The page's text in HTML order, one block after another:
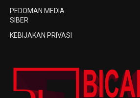
PEDOMAN MEDIA
SIBER
KEBIJAKAN PRIVASI